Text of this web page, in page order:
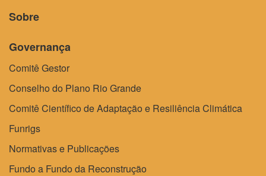
Sobre
Governança
Comitê Gestor
Conselho do Plano Rio Grande
Comitê Científico de Adaptação e Resiliência Climática
Funrigs
Normativas e Publicações
Fundo a Fundo da Reconstrução